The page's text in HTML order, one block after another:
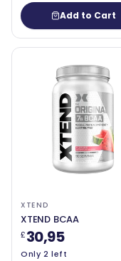
Add to Cart
XTEND
XTEND BCAA
£30,95
Only 2 left